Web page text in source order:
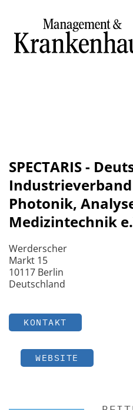
SPECTARIS -
Photonik,
Medizintechnik
Werderscher
Markt 15
10117 Berlin
Deutschland
KONTAKT
WEBSITE